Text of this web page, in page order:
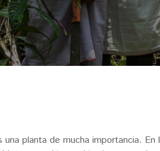
planta de mucha importancia.